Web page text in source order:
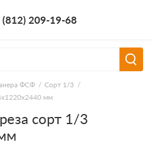
(812) 209-19-68
ФСФ
Сорт 1/3
мм
сорт 1/3